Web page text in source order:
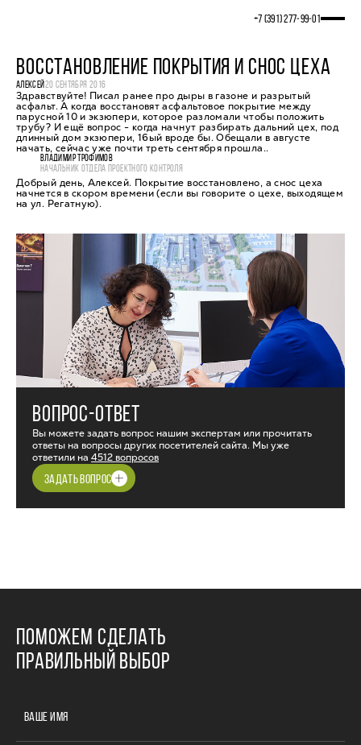
+7 (391) 277‒99‒01
ВОССТАНОВЛЕНИЕ ПОКРЫТИЯ И СНОС ЦЕХА
АЛЕКСЕЙ20 СЕНТЯБРЯ 2016
Здравствуйте! Писал ранее про дыры в газоне и разрытый
асфальт. А когда восстановят асфальтовое покрытие между
парусной 10 и экзюпери, которое разломали чтобы положить
трубу? И ещё вопрос - когда начнут разбирать дальний цех, под
длинный дом экзюпери, 16ый вроде бы. Обещали в августе
начать, сейчас уже почти треть сентября прошла..
ВЛАДИМИР ТРОФИМОВ
НАЧАЛЬНИК ОТДЕЛА ПРОЕКТНОГО КОНТРОЛЯ
Добрый день, Алексей. Покрытие восстановлено, а снос цеха
начнется в скором времени (если вы говорите о цехе, выходящем
на ул. Регатную).
ВОПРОС-ОТВЕТ
Вы можете задать вопрос нашим экспертам или прочитать
ответы на вопросы других посетителей сайта. Мы уже
ответили на 4512 вопросов
ЗАДАТЬ ВОПРОС
ПОМОЖЕМ СДЕЛАТЬ
ПРАВИЛЬНЫЙ ВЫБОР
ВАШЕ ИМЯ